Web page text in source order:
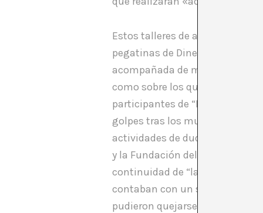
Estos talleres de
pegatinas de Dinero Gratis, el
acompañada de mucho ruido,
como sobre los que se
participantes de “Las
golpes tras los muros del
actividades de dudosa
y la Fundación del museo)
continuidad de “las Agencias”.
contaban con un salvavidas: el
pudieron quejarse y restringir